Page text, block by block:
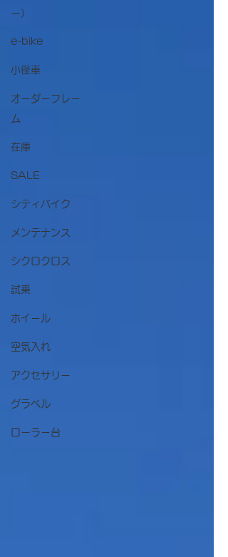
ー）
e-bike
小径車
オーダーフレー
ム
在庫
SALE
シティバイク
メンテナンス
シクロクロス
試乗
ホイール
空気入れ
アクセサリー
グラベル
ローラー台
37位。 ラスト3周は、脚がぱったりと止ま
なってしまいました。 来季はME2から再ス
ズクラスは茨城シクロクロスシリーズ最終戦